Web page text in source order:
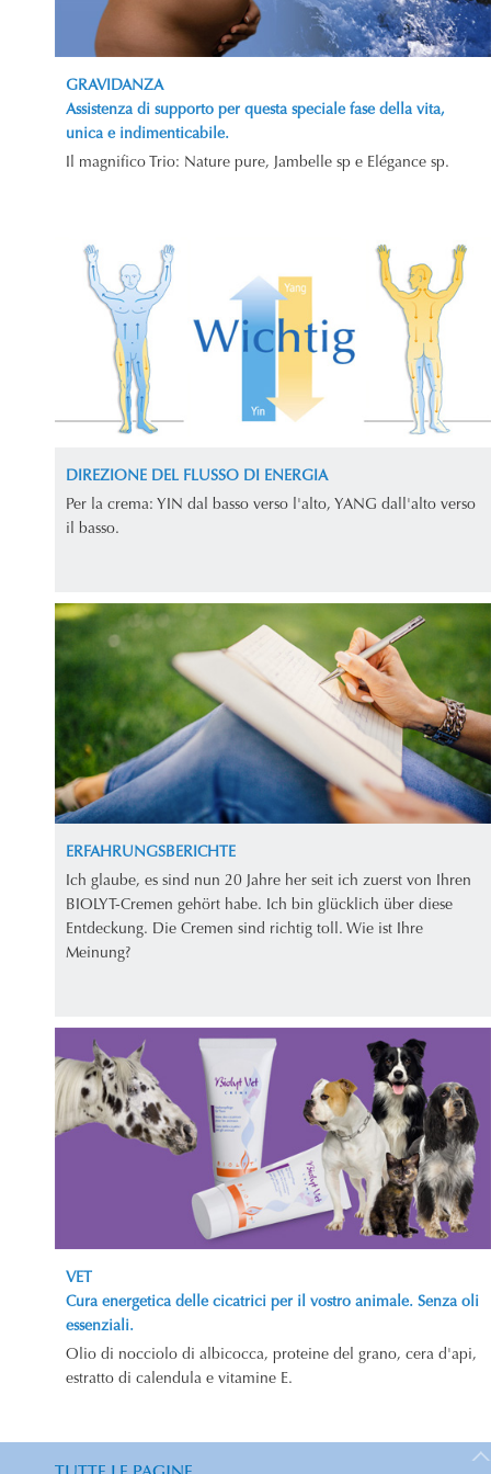
GRAVIDANZA
Assistenza di supporto per questa speciale fase della vita,
unica e indimenticabile.
Il magnifico Trio: Nature pure, Jambelle sp e Elégance sp.
DIREZIONE DEL FLUSSO DI ENERGIA
Per la crema: YIN dal basso verso l'alto, YANG dall'alto verso
il basso.
ERFAHRUNGSBERICHTE
Ich glaube, es sind nun 20 Jahre her seit ich zuerst von Ihren
BIOLYT-Cremen gehört habe. Ich bin glücklich über diese
Entdeckung. Die Cremen sind richtig toll. Wie ist Ihre
Meinung?
VET
Cura energetica delle cicatrici per il vostro animale. Senza oli
essenziali.
Olio di nocciolo di albicocca, proteine del grano, cera d'api,
estratto di calendula e vitamine E.